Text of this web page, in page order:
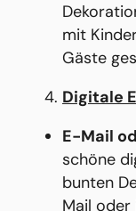
mit
Gäste
Digitale
E-Mail
schöne
bunten
Mail